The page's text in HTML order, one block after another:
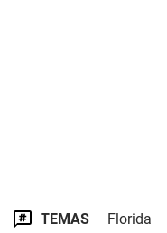
TEMAS Florida